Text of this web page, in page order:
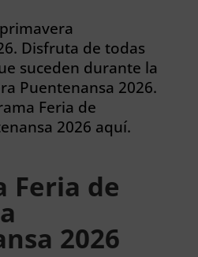
Disfruta de todas
suceden durante la
Puentenansa 2026.
Feria de
2026 aquí.
Feria de
2026